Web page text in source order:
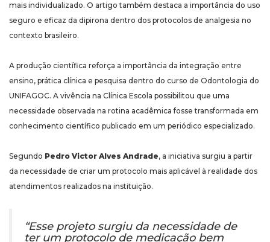
mais individualizado. O artigo também destaca a importância do uso
seguro e eficaz da dipirona dentro dos protocolos de analgesia no
contexto brasileiro.
A produção científica reforça a importância da integração entre
ensino, prática clínica e pesquisa dentro do curso de Odontologia do
UNIFAGOC. A vivência na Clínica Escola possibilitou que uma
necessidade observada na rotina acadêmica fosse transformada em
conhecimento científico publicado em um periódico especializado.
Segundo Pedro Victor Alves Andrade, a iniciativa surgiu a partir
da necessidade de criar um protocolo mais aplicável à realidade dos
atendimentos realizados na instituição.
“Esse projeto surgiu da necessidade de
ter um protocolo de medicação bem